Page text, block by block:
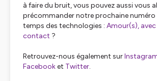
à faire du bruit, vous pouvez aussi vous
précommander notre prochaine numéro
temps des technologies : Amour(s),
contact ?
Retrouvez-nous également sur
Facebooket Twitter.